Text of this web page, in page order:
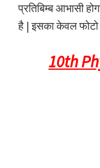
प्रतिबिम्ब आभासी
है | इसका केवल फोटो
10th